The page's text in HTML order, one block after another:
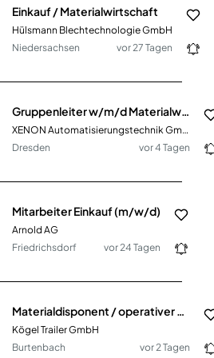
Einkauf / Materialwirtschaft
Hülsmann Blechtechnologie GmbH
Niedersachsen
vor 27 Tagen
Gruppenleiter w/m/d Materialwirtschaft
XENON Automatisierungstechnik GmbH
Dresden
vor 4 Tagen
Mitarbeiter Einkauf (m/w/d)
Arnold AG
Friedrichsdorf
vor 24 Tagen
Kögel Trailer GmbH
Burtenbach
vor 2 Tagen